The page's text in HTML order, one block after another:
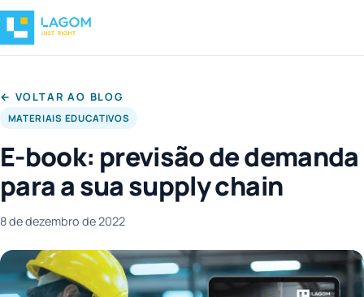
← VOLTAR AO BLOG
MATERIAIS EDUCATIVOS
E-book: previsão de demanda
para a sua supply chain
8 de dezembro de 2022